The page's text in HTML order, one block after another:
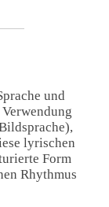
und
lyrischen
Form
Rhythmus